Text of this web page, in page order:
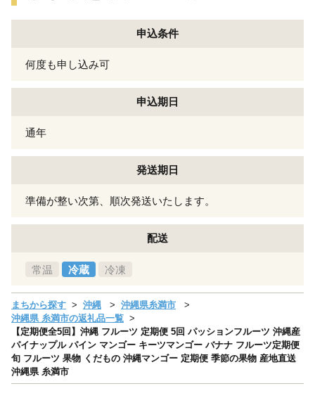
申込条件
何度も申し込み可
申込期日
通年
発送期日
準備が整い次第、順次発送いたします。
配送
常温 冷蔵 冷凍
まちから探す 沖縄
沖縄県糸満市
沖縄県 糸満市の返礼品一覧
【定期便全5回】沖縄 フルーツ 定期便 5回 パッションフルーツ 沖縄産
パイナップル パイン マンゴー キーツマンゴー バナナ フルーツ定期便
旬 フルーツ 果物 くだもの 沖縄マンゴー 定期便 季節の果物 産地直送
沖縄県 糸満市